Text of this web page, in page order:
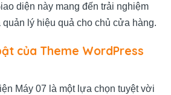
diện này mang đến trải nghiệm
lý hiệu quả cho chủ cửa hàng.
của Theme WordPress
Máy 07 là một lựa chọn tuyệt vời